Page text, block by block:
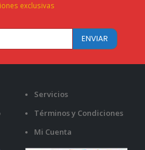
exclusivas
Servicios
Términos y Condiciones
Mi Cuenta